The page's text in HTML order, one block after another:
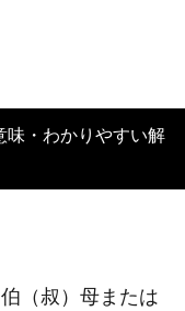
（叔）母または